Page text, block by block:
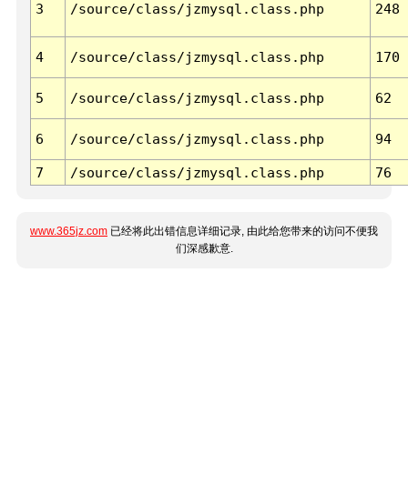
3 /source/class/jzmysql.class.php 248
4 /source/class/jzmysql.class.php 170
5 /source/class/jzmysql.class.php 62
6 /source/class/jzmysql.class.php 94
7 /source/class/jzmysql.class.php 76
www.365jz.com 已经将此出错信息详细记录, 由此给您带来的访问不便我
们深感歉意.